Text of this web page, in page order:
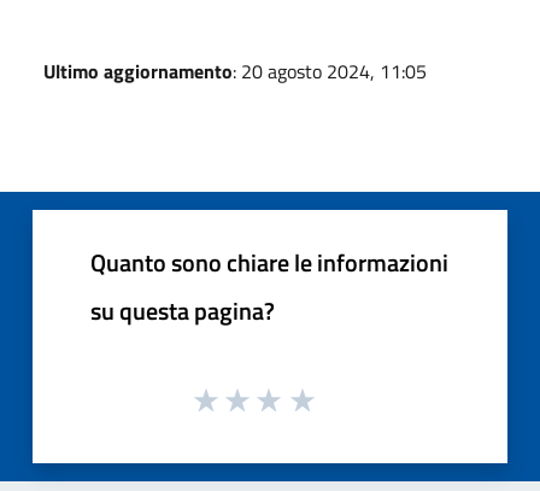
Ultimo aggiornamento: 20 agosto 2024, 11:05
Quanto sono chiare le informazioni
su questa pagina?